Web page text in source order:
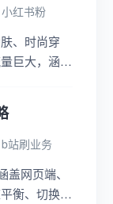
小红书粉
、时尚穿
巨大，涵盖
b站刷业务
网页端、
衡、切换听